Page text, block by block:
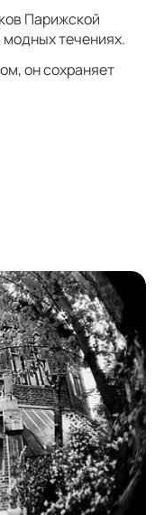
Парижской
течениях.
он сохраняет